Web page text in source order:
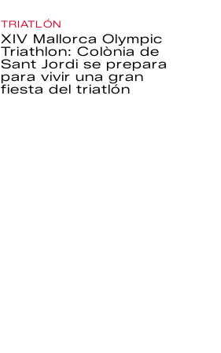
TRIATLÓN
XIV Mallorca Olympic
Triathlon: Colònia de
Sant Jordi se prepara
para vivir una gran
fiesta del triatlón